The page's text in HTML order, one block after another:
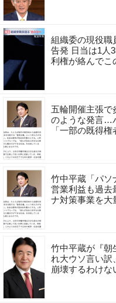
組織委の現役職
告発 日当は1人
利権が絡んでこ
五輪開催主張で
のような発言…
「一部の既得
竹中平蔵「パソ
営業利益も過去
ナ対策事業を大
竹中平蔵が『朝
れ大ウソ言い訳
崩壊するわけ